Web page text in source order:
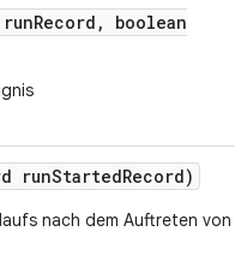
Record ,
boolean
runStartedRecord)
nach dem Auftreten von